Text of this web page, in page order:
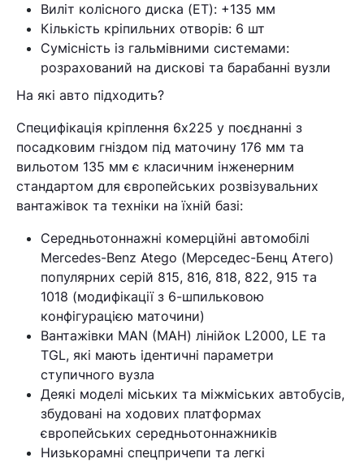
Кошик
У кошику немає товарів.
Помилка: Contact form не
Ваш номер надіслано.
Оператор зв’яжеться з вами
найближчим часом
Виліт колісного диска (ET): +135 мм
Кількість кріпильних отворів: 6 шт
Сумісність із гальмівними системами:
розрахований на дискові та барабанні вузли
На які авто підходить?
Специфікація кріплення 6х225 у поєднанні з
посадковим гніздом під маточину 176 мм та
вильотом 135 мм є класичним інженерним
стандартом для європейських розвізувальних
вантажівок та техніки на їхній базі:
Середньотоннажні комерційні автомобілі
Mercedes-Benz Atego (Мерседес-Бенц Атего)
популярних серій 815, 816, 818, 822, 915 та
1018 (модифікації з 6-шпильковою
конфігурацією маточини)
Вантажівки MAN (МАН) лінійок L2000, LE та
TGL, які мають ідентичні параметри
ступичного вузла
Деякі моделі міських та міжміських автобусів,
збудовані на ходових платформах
європейських середньотоннажників
Низькорамні спецпричепи та легкі